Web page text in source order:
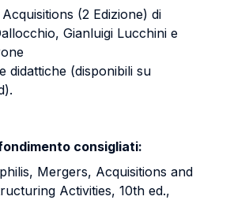
(2 Edizione) di
Gianluigi Lucchini e
didattiche (disponibili su
consigliati:
Mergers, Acquisitions and
Activities, 10th ed.,